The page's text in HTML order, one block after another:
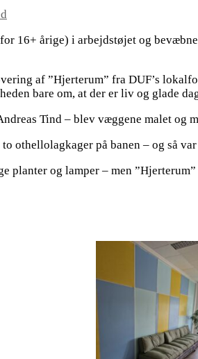
16+ årige) i arbejdstøjet og
af ”Hjerterum” fra DUF’s
bare om, at der er liv og glade
Tind – blev væggene malet og
othellolagkager på banen – og så
planter og lamper – men